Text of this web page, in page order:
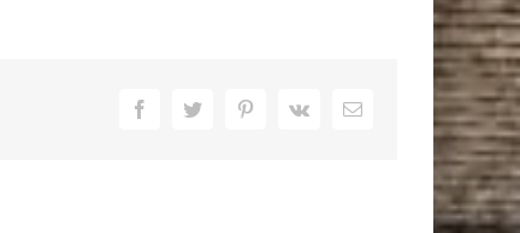
FacebookTwitter PinterestVk Email